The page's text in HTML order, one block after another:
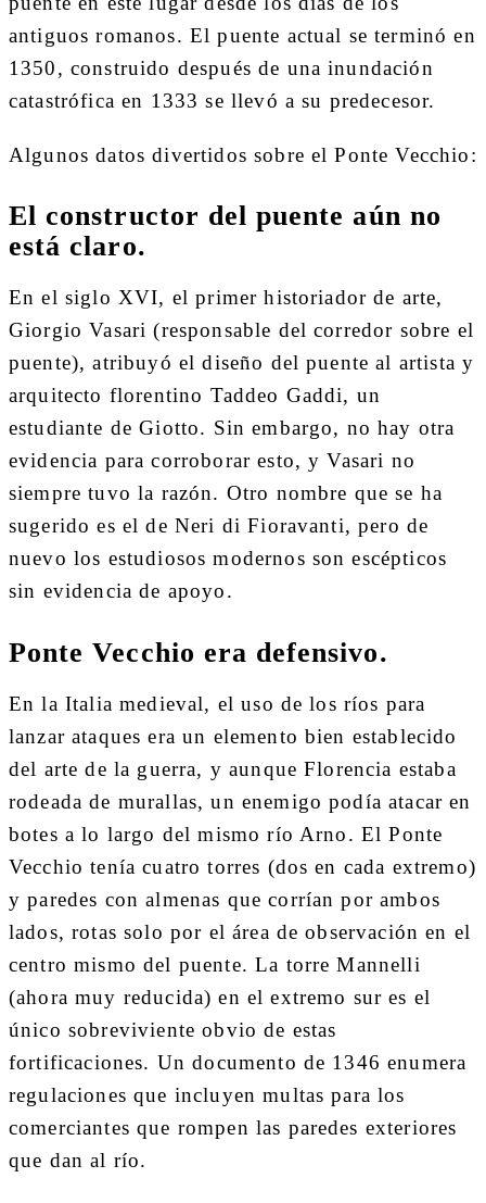
antiguos romanos. El puente actual se terminó en
1350, construido después de una inundación
catastrófica en 1333 se llevó a su predecesor.
Algunos datos divertidos sobre el Ponte Vecchio:
El constructor del puente aún no
está claro.
En el siglo XVI, el primer historiador de arte,
Giorgio Vasari (responsable del corredor sobre el
puente), atribuyó el diseño del puente al artista y
arquitecto florentino Taddeo Gaddi, un
estudiante de Giotto. Sin embargo, no hay otra
evidencia para corroborar esto, y Vasari no
siempre tuvo la razón. Otro nombre que se ha
sugerido es el de Neri di Fioravanti, pero de
nuevo los estudiosos modernos son escépticos
sin evidencia de apoyo.
Ponte Vecchio era defensivo.
En la Italia medieval, el uso de los ríos para
lanzar ataques era un elemento bien establecido
del arte de la guerra, y aunque Florencia estaba
rodeada de murallas, un enemigo podía atacar en
botes a lo largo del mismo río Arno. El Ponte
Vecchio tenía cuatro torres (dos en cada extremo)
y paredes con almenas que corrían por ambos
lados, rotas solo por el área de observación en el
centro mismo del puente. La torre Mannelli
(ahora muy reducida) en el extremo sur es el
único sobreviviente obvio de estas
fortificaciones. Un documento de 1346 enumera
regulaciones que incluyen multas para los
comerciantes que rompen las paredes exteriores
que dan al río.